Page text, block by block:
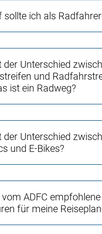
sollte ich als
der Unterschied
und
ist ein Radweg?
der Unterschied
und E-Bikes?
vom ADFC empfohlene
für meine